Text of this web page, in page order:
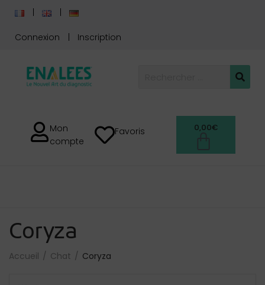
Connexion Inscription
Mon
compte
Favoris 0,00€
Coryza
Accueil Chat Coryza